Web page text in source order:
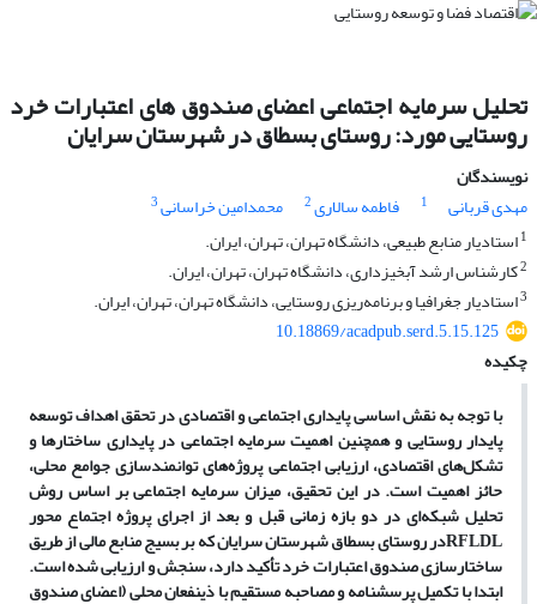
تحلیل سرمایه اجتماعی اعضای صندوق های اعتبارات خرد
روستایی مورد: روستای بسطاق در شهرستان سرایان
نویسندگان
مهدی قربانی
1 فاطمه سالاری2 محمدامین خراسانی3
1استادیار منابع طبیعی، دانشگاه تهران، تهران، ایران.
2کارشناس ارشد آبخیزداری، دانشگاه تهران، تهران، ایران.
3استادیار جغرافیا و برنامه‌ریزی روستایی، دانشگاه تهران، تهران، ایران.
10.18869/acadpub.serd.5.15.125
چکیده
با توجه به نقش اساسی پایداری اجتماعی و اقتصادی در تحقق اهداف توسعه
پایدار روستایی و همچنین اهمیت سرمایه اجتماعی در پایداری ساختارها و
تشکل‌های اقتصادی، ارزیابی اجتماعی پروژه‌های توانمندسازی جوامع محلی،
حائز اهمیت است.دراینتحقیق، میزان سرمایه اجتماعی بر اساس روش
تحلیل شبکه‌ای در دو بازه زمانی قبل و بعد از اجرای پروژه اجتماع محور
RFLDLدر روستای بسطاق شهرستان سرایانکه بر بسیج منابع مالی از طریق
ساختارسازی صندوق اعتبارات خرد تأکید دارد، سنجش و ارزیابی شده است.
ابتدا با تکمیل پرسشنامه و مصاحبه مستقیم با ذی­نفعانمحلی(اعضایصندوق